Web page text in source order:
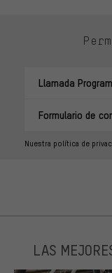
Llamada
Formulario de
Nuestra política de
LAS